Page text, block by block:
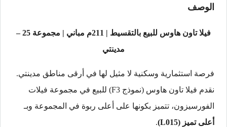
الوصف
فيلا تاون هاوس للبيع بالتقسيط | 211م مباني | مجموعة 25 –
مدينتي
فرصة استثمارية وسكنية لا مثيل لها في أرقى مناطق مدينتي.
نقدم فيلا تاون هاوس (نموذج F3) للبيع في مجموعة فيلات
الفورسيزون، تتميز بكونها على أعلى ربوة في المجموعة وبـ
أعلى تميز (L015)
.